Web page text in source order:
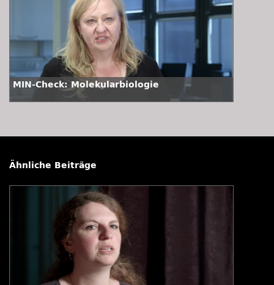
MIN-Check: Molekularbiologie
Ähnliche Beiträge